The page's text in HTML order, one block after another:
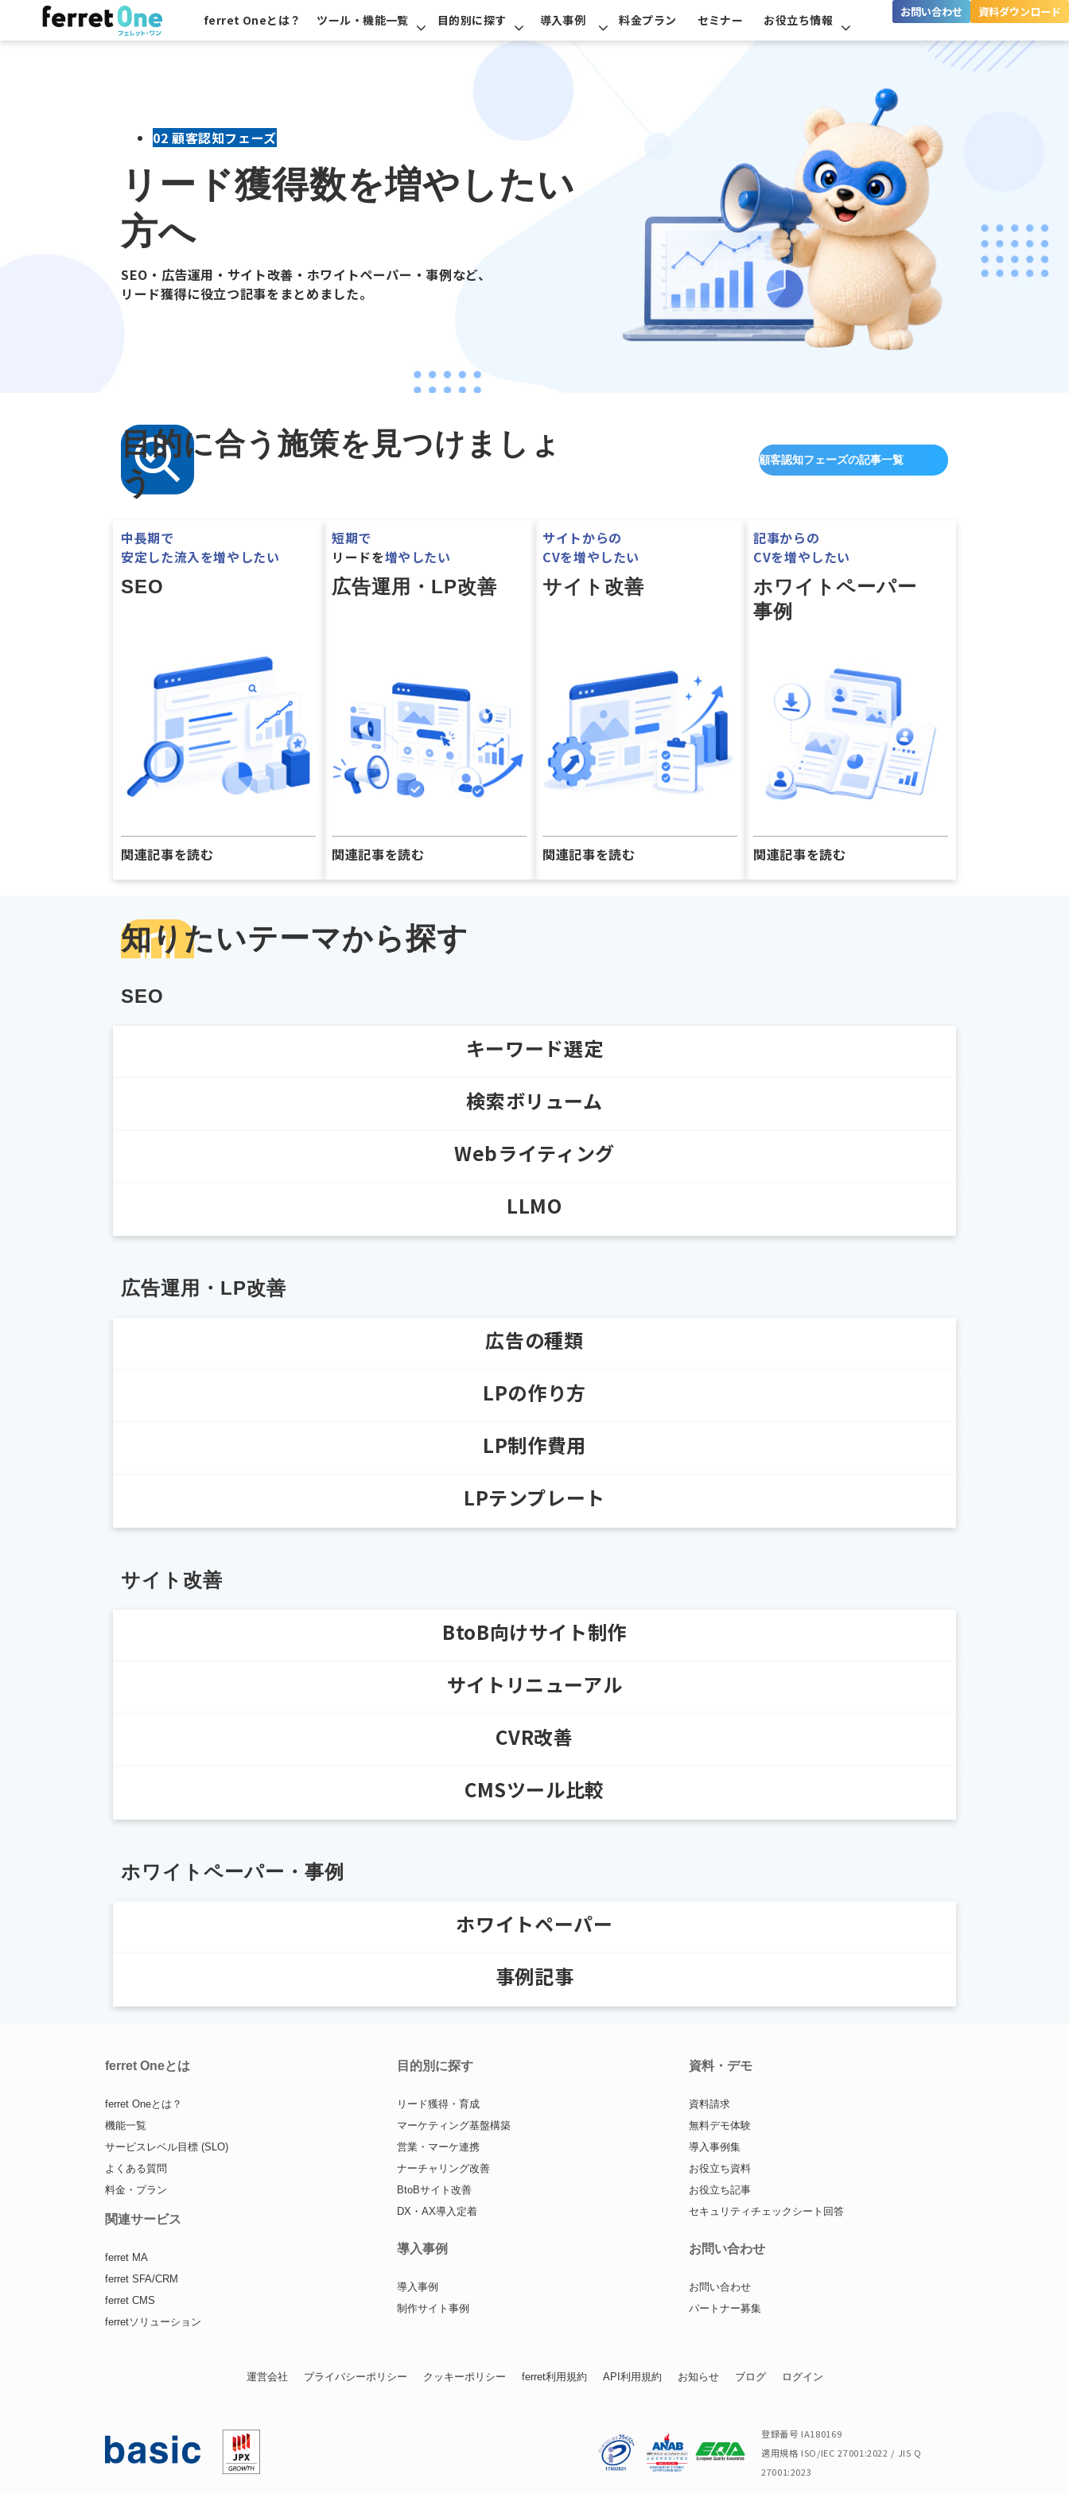
ferret Oneとは？ ツール・機能一覧 目的別に探す 導入事例 料金プラン セミナー お役立ち情報
お問い合わせ 資料ダウンロード
02 顧客認知フェーズ
リード獲得数を増やしたい
方へ
SEO・広告運用・サイト改善・ホワイトペーパー・事例など、
リード獲得に役立つ記事をまとめました。
目的に合う施策を見つけましょ
う
顧客認知フェーズの記事一覧
中長期で
安定した流入を増やしたい
SEO
関連記事を読む
短期で
リードを増やしたい
広告運用・LP改善
関連記事を読む
サイトからの
CVを増やしたい
サイト改善
関連記事を読む
記事からの
CVを増やしたい
ホワイトペーパー
事例
関連記事を読む
知りたいテーマから探す
SEO
キーワード選定
検索ボリューム
Webライティング
LLMO
広告運用・LP改善
広告の種類
LPの作り方
LP制作費用
LPテンプレート
サイト改善
BtoB向けサイト制作
サイトリニューアル
CVR改善
CMSツール比較
ホワイトペーパー・事例
ホワイトペーパー
事例記事
ferret Oneとは
ferret Oneとは？
機能一覧
サービスレベル目標 (SLO)
よくある質問
料金・プラン
関連サービス
ferret MA
ferret SFA/CRM
ferret CMS
ferretソリューション
目的別に探す
リード獲得・育成
マーケティング基盤構築
営業・マーケ連携
ナーチャリング改善
BtoBサイト改善
DX・AX導入定着
導入事例
導入事例
制作サイト事例
資料・デモ
資料請求
無料デモ体験
導入事例集
お役立ち資料
お役立ち記事
セキュリティチェックシート回答
お問い合わせ
お問い合わせ
パートナー募集
運営会社 プライバシーポリシー クッキーポリシー ferret利用規約 API利用規約 お知らせ ブログ ログイン
登録番号 IA180169
適用規格 ISO/IEC 27001:2022 / JIS Q
27001:2023